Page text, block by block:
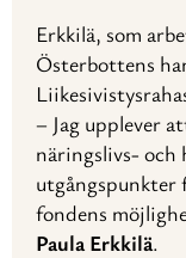
Erkkilä, som
Österbottens
– Jag upplever
näringslivs- och
utgångspunkter
fondens
Paula Erkkilä.